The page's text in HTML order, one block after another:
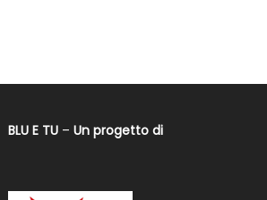
BLU E TU– Un progetto di